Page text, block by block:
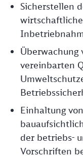
Sicherstellen
Überwachung
vereinbarten
Einhaltung
der betriebs-
Vorschriften